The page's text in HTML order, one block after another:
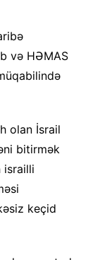
və HƏMAS
olan İsrail
bitirmək
israilli
keçid